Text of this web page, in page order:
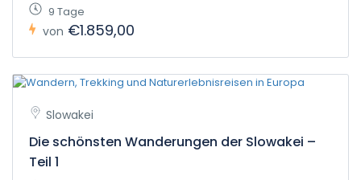
9 Tage
von €1.859,00
Slowakei
Die schönsten Wanderungen der Slowakei –
Teil 1